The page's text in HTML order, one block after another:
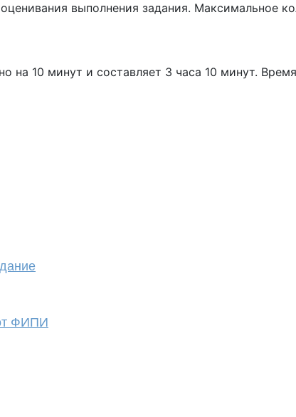
выполнения задания. Максимальное
на 10 минут и составляет 3 часа 10 минут.
ФИПИ